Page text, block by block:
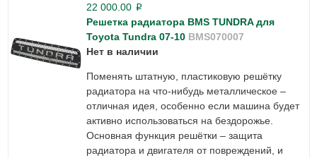
22 000.00 p
Решетка радиатора BMS TUNDRA для
Toyota Tundra 07-10 BMS070007
Нет в наличии
Поменять штатную, пластиковую решётку
радиатора на что-нибудь металлическое –
отличная идея, особенно если машина будет
активно использоваться на бездорожье.
Основная функция решётки – защита
радиатора и двигателя от повреждений, и